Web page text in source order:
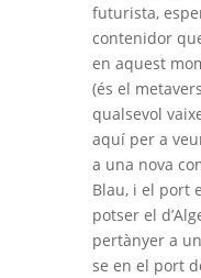
futurista,
contenidor
en aquest
(és el
qualsevol
aquí per a
a una nova
Blau, i el port
potser el
pertànyer a
se en el port